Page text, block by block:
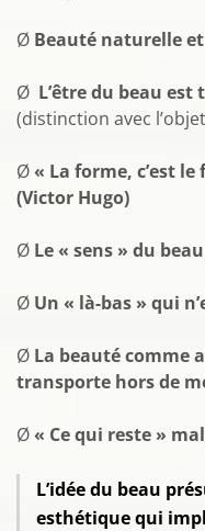
Ø Beauté naturelle
Ø L’être du beau
(distinction avec
Ø« La forme, c’est
(Victor Hugo)
Ø Le « sens » du
Ø Un « là-bas » qui
Ø La beauté comme
transporte hors de
Ø« Ce qui reste »
L’idée du beau
esthétique qui